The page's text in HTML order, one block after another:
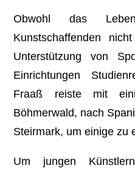
Obwohl das
Kunstschaffenden
Unterstützung von
Einrichtungen
Fraaß reiste mit
Böhmerwald, nach
Steirmark, um einige zu
Um jungen